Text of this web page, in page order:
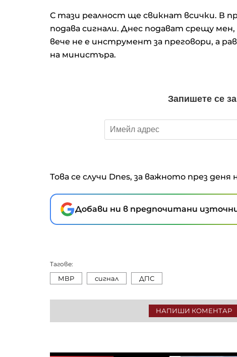
С тази реалност ще свикнат всички. В
подава сигнали. Днес подават срещу
вече не е инструмент за преговори, а
на министъра.
Това се случи Dnes, за важното през
Добави ни в предпочитани
Тагове:
МВР сигнал ДПС
НАПИШИ КОМЕНТАР